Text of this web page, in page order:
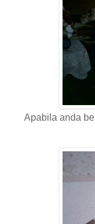
Apabila anda